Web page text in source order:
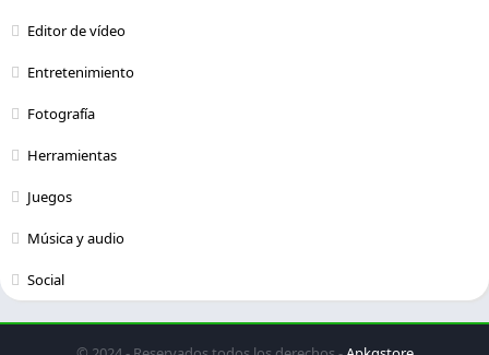
Editor de vídeo
Entretenimiento
Fotografía
Herramientas
Juegos
Música y audio
Social